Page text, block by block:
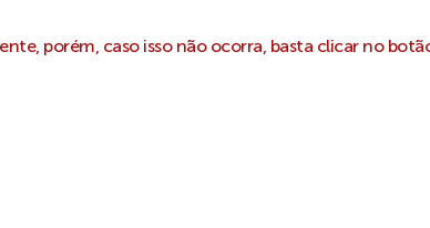
porém, caso isso não ocorra, basta clicar no